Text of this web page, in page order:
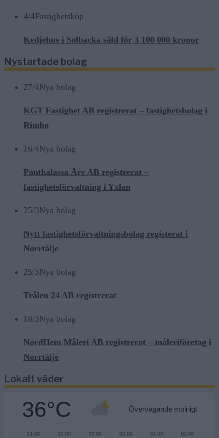
4/4Fastighetsköp
Kedjehus i Solbacka såld för 3 100 000 kronor
Nystartade bolag
27/4Nya bolag
KGT Fastighet AB registrerat – fastighetsbolag i
Rimbo
16/4Nya bolag
Panthalassa Åre AB registrerat –
fastighetsförvaltning i Yxlan
25/3Nya bolag
Nytt fastighetsförvaltningsbolag registerat i
Norrtälje
25/3Nya bolag
Trålen 24 AB registrerat
18/3Nya bolag
NordHem Måleri AB registrerat – måleriföretag i
Norrtälje
Lokalt väder
36°C Övervägande molnigt
21:00 22:00 23:00 00:00 01:00 02:00